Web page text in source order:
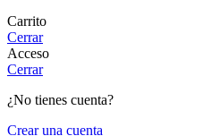
Carrito
Cerrar
Acceso
Cerrar
¿No tienes cuenta?
Crear una cuenta